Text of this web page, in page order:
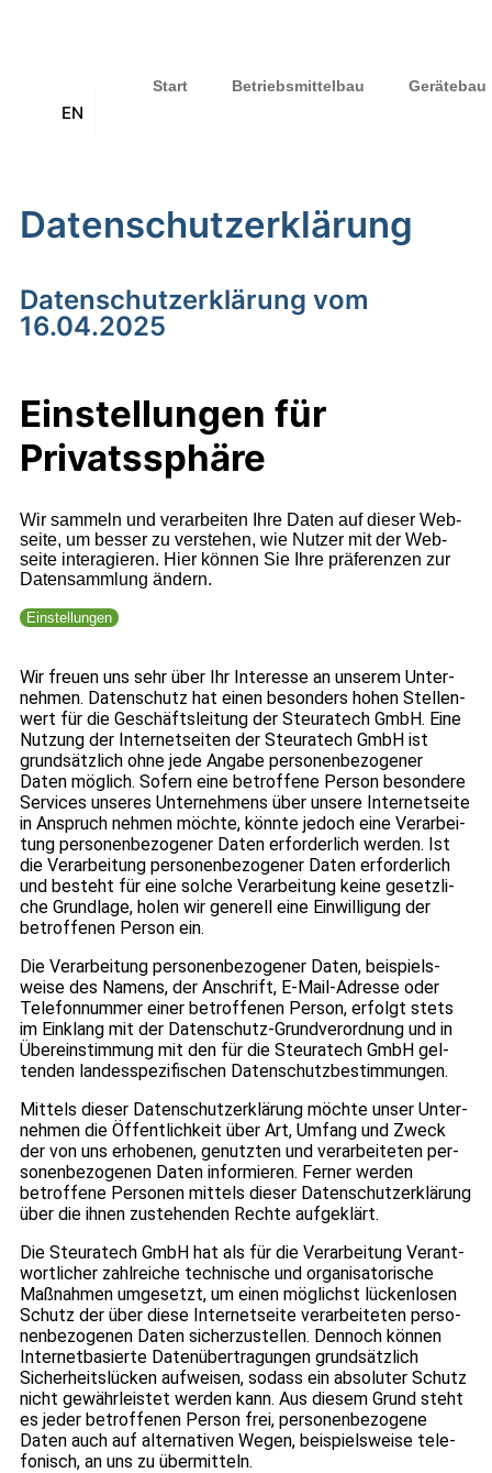
EN
Start Betriebsmittelbau Gerätebau
Datenschutzerklärung
Datenschutzerklärung vom
16.04.2025
Einstellungen für
Privatssphäre
Wir sam­meln und ver­ar­bei­ten Ihre Daten auf die­ser Web­
seite, um bes­ser zu ver­ste­hen, wie Nut­zer mit der Web­
seite inter­agie­ren. Hier kön­nen Sie Ihre prä­fe­ren­zen zur
Daten­samm­lung ändern.
Einstellungen
Wir freuen uns sehr über Ihr Inter­esse an unse­rem Unter­
neh­men. Daten­schutz hat einen beson­ders hohen Stel­len­
wert für die Geschäfts­lei­tung der Steu­ra­tech GmbH. Eine
Nut­zung der Inter­net­sei­ten der Steu­ra­tech GmbH ist
grund­sätz­lich ohne jede Angabe per­so­nen­be­zo­ge­ner
Daten mög­lich. Sofern eine betrof­fene Per­son beson­dere
Ser­vices unse­res Unter­neh­mens über unsere Inter­net­seite
in Anspruch neh­men möchte, könnte jedoch eine Ver­ar­bei­
tung per­so­nen­be­zo­ge­ner Daten erfor­der­lich wer­den. Ist
die Ver­ar­bei­tung per­so­nen­be­zo­ge­ner Daten erfor­der­lich
und besteht für eine sol­che Ver­ar­bei­tung keine gesetz­li­
che Grund­lage, holen wir gene­rell eine Ein­wil­li­gung der
betrof­fe­nen Per­son ein.
Die Ver­ar­bei­tung per­so­nen­be­zo­ge­ner Daten, bei­spiels­
weise des Namens, der Anschrift, E-Mail-Adresse oder
Tele­fon­num­mer einer betrof­fe­nen Per­son, erfolgt stets
im Ein­klang mit der Daten­schutz-Grund­ver­ord­nung und in
Über­ein­stim­mung mit den für die Steu­ra­tech GmbH gel­
ten­den lan­des­spe­zi­fi­schen Daten­schutz­be­stim­mun­gen.
Mit­tels die­ser Daten­schutz­er­klä­rung möchte unser Unter­
neh­men die Öffent­lich­keit über Art, Umfang und Zweck
der von uns erho­be­nen, genutz­ten und ver­ar­bei­te­ten per­
so­nen­be­zo­ge­nen Daten infor­mie­ren. Fer­ner wer­den
betrof­fene Per­so­nen mit­tels die­ser Daten­schutz­er­klä­rung
über die ihnen zuste­hen­den Rechte auf­ge­klärt.
Die Steu­ra­tech GmbH hat als für die Ver­ar­bei­tung Ver­ant­
wort­li­cher zahl­rei­che tech­ni­sche und orga­ni­sa­to­ri­sche
Maß­nah­men umge­setzt, um einen mög­lichst lücken­lo­sen
Schutz der über diese Inter­net­seite ver­ar­bei­te­ten per­so­
nen­be­zo­ge­nen Daten sicher­zu­stel­len. Den­noch kön­nen
Inter­net­ba­sierte Daten­über­tra­gun­gen grund­sätz­lich
Sicher­heits­lü­cken auf­wei­sen, sodass ein abso­lu­ter Schutz
nicht gewähr­leis­tet wer­den kann. Aus die­sem Grund steht
es jeder betrof­fe­nen Per­son frei, per­so­nen­be­zo­gene
Daten auch auf alter­na­ti­ven Wegen, bei­spiels­weise tele­
fo­nisch, an uns zu über­mit­teln.